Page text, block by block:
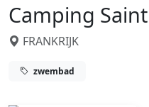
Camping
FRANKRIJK
zwembad